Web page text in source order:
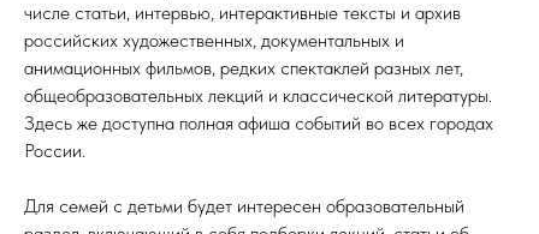
числе статьи, интервью, интерактивные тексты и архив
российских художественных, документальных и
анимационных фильмов, редких спектаклей разных лет,
общеобразовательных лекций и классической литературы.
Здесь же доступна полная афиша событий во всех городах
России.
Для семей с детьми будет интересен образовательный